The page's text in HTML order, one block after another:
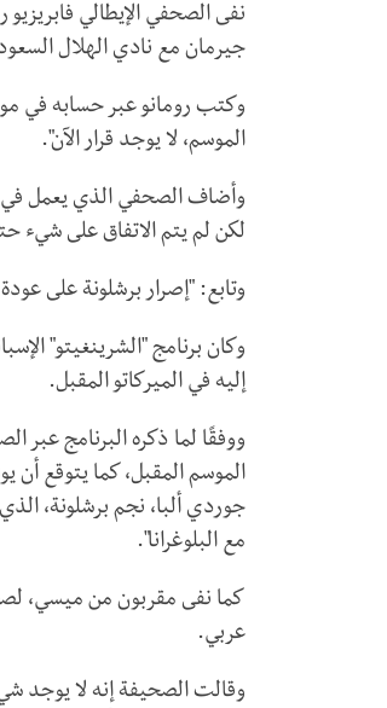
نفى الصحفي الإيطالي
جيرمان مع نادي الهلال
وكتب رومانو عبر حسابه في
الموسم، لا يوجد قرار الآن".
لكن لم يتم الاتفاق على شيء
وتابع: "إصرار برشلونة على
وكان برنامج "الشرينغيتو"
إليه في الميركاتو المقبل.
ووفقًا لما ذكره البرنامج
الموسم المقبل، كما يتوقع
جوردي ألبا، نجم برشلونة،
مع البلوغرانا".
كما نفى مقربون من ميسي،
عربي.
وقالت الصحيفة إنه لا يوجد